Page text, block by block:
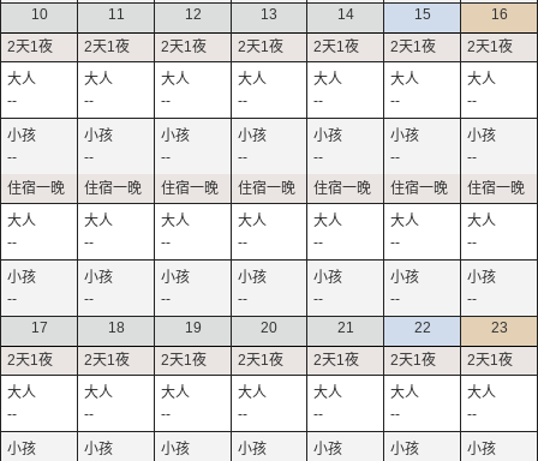
10
--
--
--
--
11
--
--
--
--
12
--
--
--
--
13
--
--
--
--
14
--
--
--
--
15
--
--
--
--
16
--
--
--
--
17
--
18
--
19
--
20
--
21
--
22
--
23
--